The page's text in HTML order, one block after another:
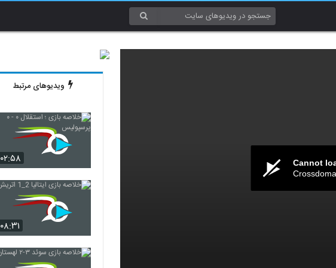
Cannot
ویدیوهای مرتبط
۰۲:۵۸
۰۸:۳۱